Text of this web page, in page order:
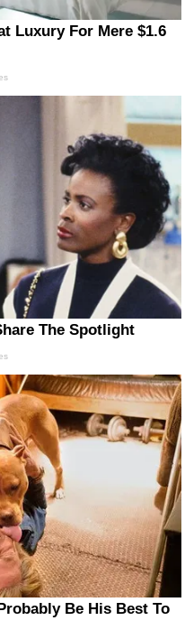
Luxury For Mere $1.6
The Spotlight
Be His Best To